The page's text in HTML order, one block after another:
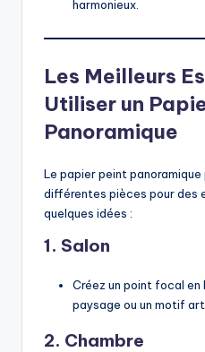
harmonieux.
Les Meilleurs
Utiliser un
Panoramique
Le papier peint
différentes pièces pour des
quelques idées :
1. Salon
Créez un point focal en
paysage ou un motif
2. Chambre